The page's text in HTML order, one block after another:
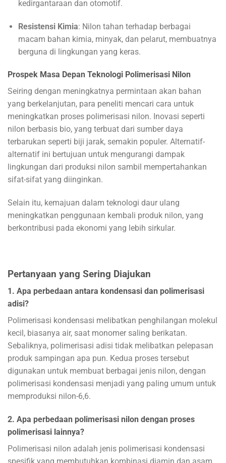
kedirgantaraan dan otomotif.
Resistensi Kimia: Nilon tahan terhadap berbagai
macam bahan kimia, minyak, dan pelarut, membuatnya
berguna di lingkungan yang keras.
Prospek Masa Depan Teknologi Polimerisasi Nilon
Seiring dengan meningkatnya permintaan akan bahan
yang berkelanjutan, para peneliti mencari cara untuk
meningkatkan proses polimerisasi nilon. Inovasi seperti
nilon berbasis bio, yang terbuat dari sumber daya
terbarukan seperti biji jarak, semakin populer. Alternatif-
alternatif ini bertujuan untuk mengurangi dampak
lingkungan dari produksi nilon sambil mempertahankan
sifat-sifat yang diinginkan.
Selain itu, kemajuan dalam teknologi daur ulang
meningkatkan penggunaan kembali produk nilon, yang
berkontribusi pada ekonomi yang lebih sirkular.
Pertanyaan yang Sering Diajukan
1. Apa perbedaan antara kondensasi dan polimerisasi
adisi?
Polimerisasi kondensasi melibatkan penghilangan molekul
kecil, biasanya air, saat monomer saling berikatan.
Sebaliknya, polimerisasi adisi tidak melibatkan pelepasan
produk sampingan apa pun. Kedua proses tersebut
digunakan untuk membuat berbagai jenis nilon, dengan
polimerisasi kondensasi menjadi yang paling umum untuk
memproduksi nilon-6,6.
2. Apa perbedaan polimerisasi nilon dengan proses
polimerisasi lainnya?
Polimerisasi nilon adalah jenis polimerisasi kondensasi